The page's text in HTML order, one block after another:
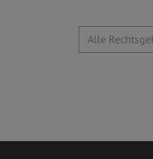
Alle